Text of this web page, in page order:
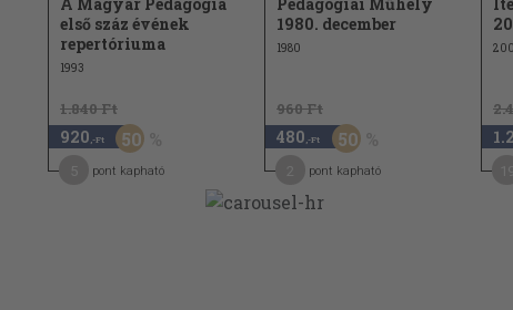
A Magyar Pedagógia
első száz évének
repertóriuma
1993
1.840 Ft
920 ,-Ft 50
pont kapható
Pedagógiai Műhely
1980. december
1980
960 Ft
480 ,-Ft 50
pont kapható